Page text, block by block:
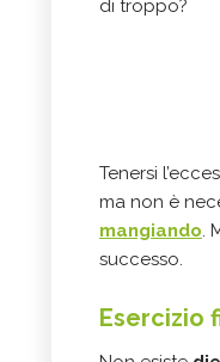
di troppo?
Tenersi
ma non è
mangiando.
successo.
Esercizio